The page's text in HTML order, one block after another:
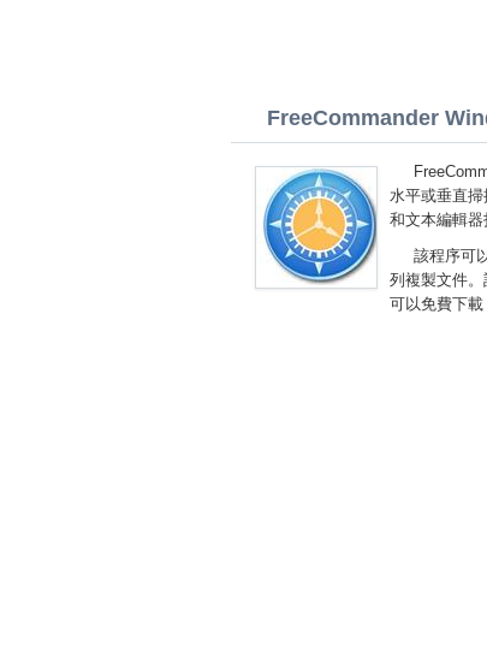
FreeCommander
水平或垂直
和文本編輯器
該程序可
列複製文件
可以免費下載